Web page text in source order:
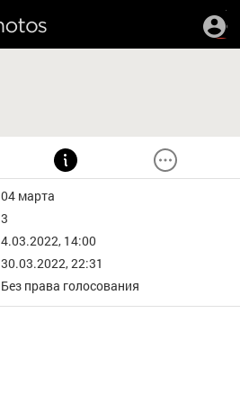
04 марта
3
4.03.2022, 14:00
30.03.2022, 22:31
Без права голосования